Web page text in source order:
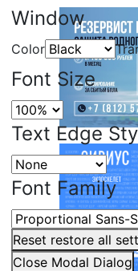
Window
Color
Font Size
Text Edge
Font Family
Reset restore all
Close Modal Dialog